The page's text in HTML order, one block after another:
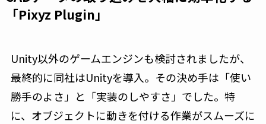
「Pixyz Plugin」
Unity以外のゲームエンジンも検討されましたが、
最終的に同社はUnityを導入。その決め手は「使い
勝手のよさ」と「実装のしやすさ」でした。特
に、オブジェクトに動きを付ける作業がスムーズに